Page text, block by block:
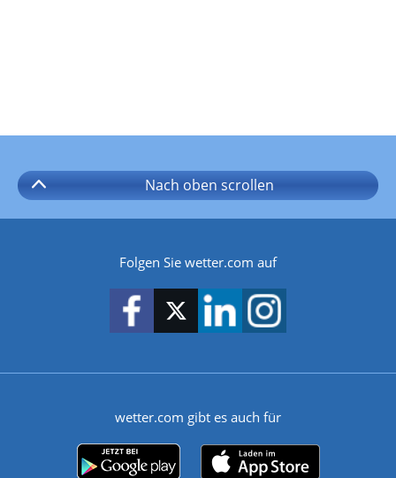
Nach oben scrollen
Folgen Sie wetter.com auf
wetter.com gibt es auch für